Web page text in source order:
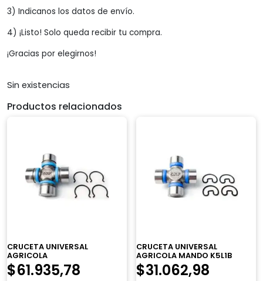
3) Indicanos los datos de envío.
4) ¡Listo! Solo queda recibir tu compra.
¡Gracias por elegirnos!
Sin existencias
Productos relacionados
CRUCETA UNIVERSAL
AGRICOLA
$61.935,78
CRUCETA UNIVERSAL
AGRICOLA MANDO K5L1B
$31.062,98